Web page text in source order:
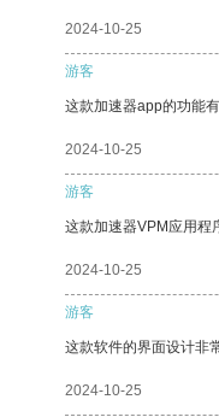
2024-10-25
游客
这款加速器app的功能
2024-10-25
游客
这款加速器VPM应用程
2024-10-25
游客
这款软件的界面设计非
2024-10-25